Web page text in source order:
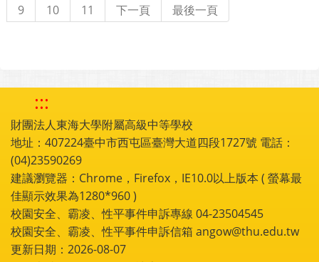
9
10 11 下一頁 最後一頁
:::
財團法人東海大學附屬高級中等學校
地址：407224臺中市西屯區臺灣大道四段1727號 電話：
(04)23590269
建議瀏覽器：Chrome，Firefox，IE10.0以上版本 ( 螢幕最
佳顯示效果為1280*960 )
校園安全、霸凌、性平事件申訴專線 04-23504545
校園安全、霸凌、性平事件申訴信箱 angow@thu.edu.tw
更新日期：2026-08-07